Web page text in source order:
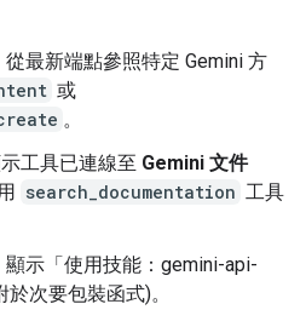
從最新端點參照特定 Gemini 方
或
。
示工具已連線至 Gemini 文件
search_documentation 工具
顯示「使用技能：gemini-api-
次要包裝函式)。